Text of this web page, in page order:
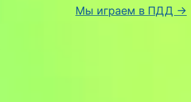
Мы играем в ПДД →